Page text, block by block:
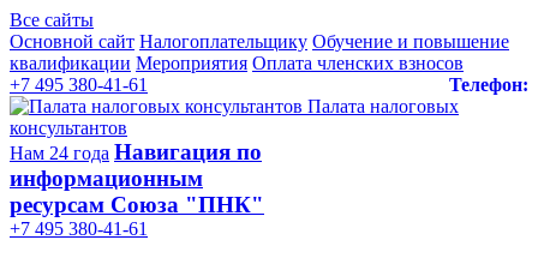
Все сайты
Основной сайт Налогоплательщику Обучение и повышение
квалификации Мероприятия Оплата членских взносов
Телефон:
+7 495 380-41-61
Палата налоговых
консультантов
Нам 24 года Навигация по
информационным
ресурсам Союза "ПНК"
+7 495 380‑41‑61